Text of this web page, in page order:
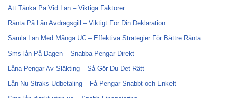
Att Tänka På Vid Lån – Viktiga Faktorer
Ränta På Lån Avdragsgill – Viktigt För Din Deklaration
Samla Lån Med Många UC – Effektiva Strategier För Bättre Ränta
Sms-lån På Dagen – Snabba Pengar Direkt
Låna Pengar Av Släkting – Så Gör Du Det Rätt
Lån Nu Straks Udbetaling – Få Pengar Snabbt och Enkelt